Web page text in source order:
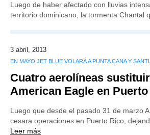
Luego de haber afectado con lluvias
territorio dominicano, la tormenta Chantal
3 abril, 2013
EN MAYO JET BLUE VOLARÁ A PUNTA CANA Y
Cuatro aerolíneas
American Eagle en
Luego que desde el pasado 31 de marzo
cesara operaciones en Puerto Rico,
Leer más